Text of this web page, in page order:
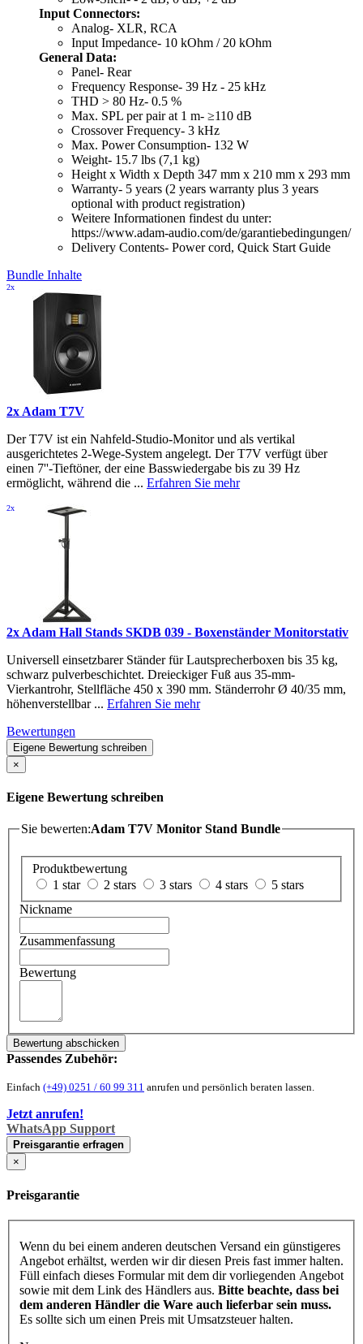
Input Connectors:
Analog- XLR, RCA
Input Impedance- 10 kOhm / 20 kOhm
General Data:
Panel- Rear
Frequency Response- 39 Hz - 25 kHz
THD > 80 Hz- 0.5 %
Max. SPL per pair at 1 m- ≥110 dB
Crossover Frequency- 3 kHz
Max. Power Consumption- 132 W
Weight- 15.7 lbs (7,1 kg)
Height x Width x Depth 347 mm x 210 mm x 293 mm
Warranty- 5 years (2 years warranty plus 3 years
optional with product registration)
Weitere Informationen findest du unter:
https://www.adam-audio.com/de/garantiebedingungen/
Delivery Contents- Power cord, Quick Start Guide
Bundle Inhalte
2x
2x Adam T7V
Der T7V ist ein Nahfeld-Studio-Monitor und als vertikal
ausgerichtetes 2-Wege-System angelegt. Der T7V verfügt über
einen 7''-Tieftöner, der eine Basswiedergabe bis zu 39 Hz
ermöglicht, während die ... Erfahren Sie mehr
2x
2x Adam Hall Stands SKDB 039 - Boxenständer Monitorstativ
Universell einsetzbarer Ständer für Lautsprecherboxen bis 35 kg,
schwarz pulverbeschichtet. Dreieckiger Fuß aus 35-mm-
Vierkantrohr, Stellfläche 450 x 390 mm. Ständerrohr Ø 40/35 mm,
höhenverstellbar ... Erfahren Sie mehr
Bewertungen
Eigene Bewertung schreiben
×
Eigene Bewertung schreiben
Sie bewerten:Adam T7V Monitor Stand Bundle
Produktbewertung
1 star
2 stars 3 stars 4 stars
5 stars
Nickname
Zusammenfassung
Bewertung
Bewertung abschicken
Passendes Zubehör:
Einfach (+49) 0251 / 60 99 311 anrufen und persönlich beraten lassen.
Jetzt anrufen!
WhatsApp Support
Preisgarantie erfragen
×
Preisgarantie
Wenn du bei einem anderen deutschen Versand ein günstigeres
Angebot erhältst, werden wir dir diesen Preis fast immer halten.
Füll einfach dieses Formular mit dem dir vorliegenden Angebot
sowie mit dem Link des Händlers aus. Bitte beachte, dass bei
dem anderen Händler die Ware auch lieferbar sein muss.
Es sollte sich um einen Preis mit Umsatzsteuer halten.